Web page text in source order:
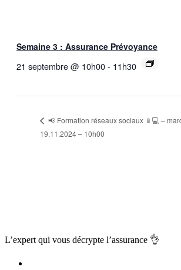
Semaine 3 : Assurance Prévoyance
21 septembre @ 10h00- 11h30
📢 Formation réseaux sociaux 📱💻 –
19.11.2024 – 10h00
L’expert qui vous décrypte l’assurance 👌